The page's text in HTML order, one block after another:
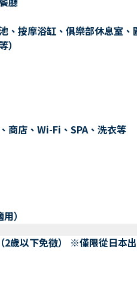
按摩浴缸、俱樂部休息室、
商店、Wi-Fi、SPA、洗衣等
）
2歲以下免徵） ※僅限從日本